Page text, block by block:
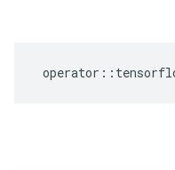
operator ::